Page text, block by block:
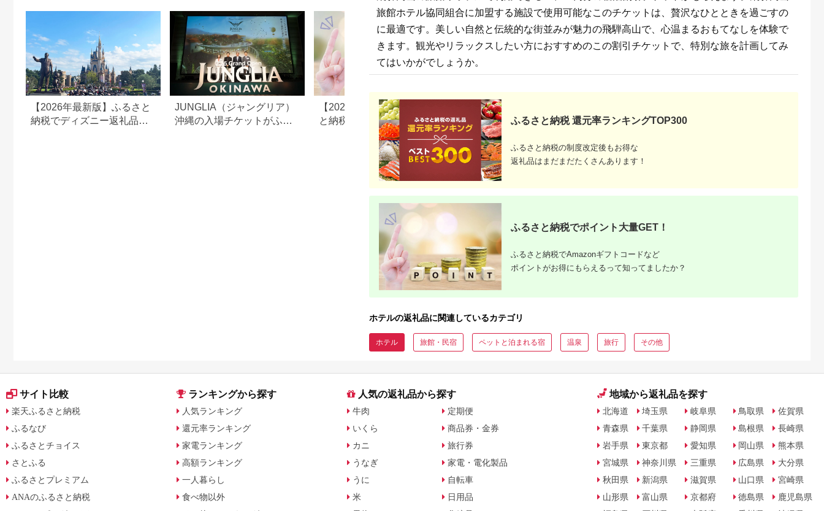
津市 送料無料
【2026年最新版】ふるさと
納税でディズニー返礼品は
JUNGLIA（ジャングリア）
沖縄の入場チケットがふる
【2025年10月以降】ふるさ
と納税でポイントは貯ま
る？ポータル還元廃止後
の“今できる”獲得方法を解説
長野県小谷村のふるさと納
税のご紹介
旅館ホテル協同組合に加盟する施設で使用可能なこのチケットは、贅沢なひとときを過ごすの
に最適です。美しい自然と伝統的な街並みが魅力の飛騨高山で、心温まるおもてなしを体験で
きます。観光やリラックスしたい方におすすめのこの割引チケットで、特別な旅を計画してみ
てはいかがでしょうか。
ふるさと納税 還元率ランキングTOP300
ふるさと納税の制度改定後もお得な
返礼品はまだまだたくさんあります！
ふるさと納税でポイント大量GET！
ふるさと納税でAmazonギフトコードなど
ポイントがお得にもらえるって知ってましたか？
ホテルの返礼品に関連しているカテゴリ
ホテル 旅館・民宿 ペットと泊まれる宿 温泉 旅行 その他
サイト比較
楽天ふるさと納税
ふるなび
ふるさとチョイス
さとふる
ふるさとプレミアム
ANAのふるさと納税
ランキングから探す
人気ランキング
還元率ランキング
家電ランキング
高額ランキング
一人暮らし
食べ物以外
人気の返礼品から探す
牛肉
いくら
カニ
うなぎ
うに
米
定期便
商品券・金券
旅行券
家電・電化製品
自転車
日用品
地域から返礼品を探す
北海道
青森県
岩手県
宮城県
秋田県
山形県
埼玉県
千葉県
東京都
神奈川県
新潟県
富山県
岐阜県
静岡県
愛知県
三重県
滋賀県
京都府
鳥取県
島根県
岡山県
広島県
山口県
徳島県
佐賀県
長崎県
熊本県
大分県
宮崎県
鹿児島県